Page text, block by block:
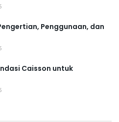
Penggunaan, dan
Caisson untuk